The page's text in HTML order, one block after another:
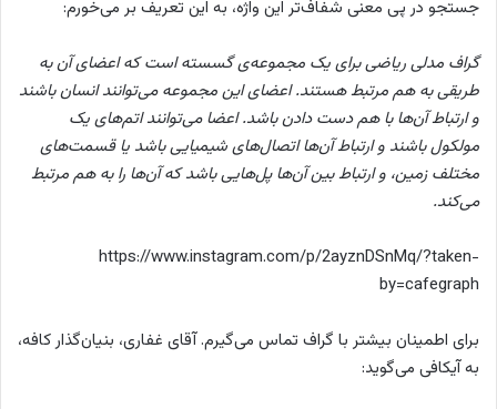
جستجو در پی معنی شفاف‌تر این واژه، به این تعریف بر می‌خورم:
گراف مدلی ریاضی برای یک مجموعه‌ی گسسته است که اعضای آن به
طریقی به هم مرتبط هستند. اعضای این مجموعه می‌توانند انسان باشند
و ارتباط آن‌ها با هم دست دادن باشد. اعضا می‌توانند اتم‌های یک
مولکول باشند و ارتباط آن‌ها اتصال‌های شیمیایی باشد یا قسمت‌های
مختلف زمین، و ارتباط بین آن‌ها پل‌هایی باشد که آن‌ها را به هم مرتبط
می‌کند.
https://www.instagram.com/p/2ayznDSnMq/?taken-
by=cafegraph
برای اطمینان بیشتر با گراف تماس می‌گیرم. آقای غفاری، بنیان‌گذار کافه،
به آیکافی می‌گوید: